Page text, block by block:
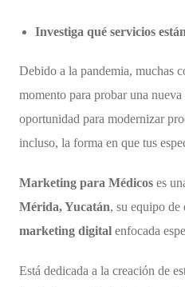
Investiga qué servicios
Debido a la pandemia, muchas
momento para probar una
oportunidad para modernizar
incluso, la forma en que tus
Marketing para Médicos es
Mérida, Yucatán, su equipo de
marketing digital enfocada
Está dedicada a la creación de